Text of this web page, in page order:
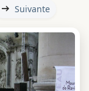
Suivante